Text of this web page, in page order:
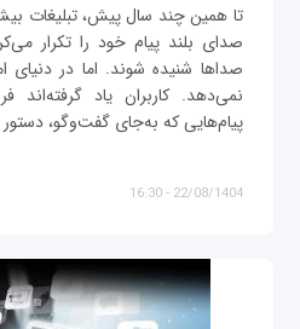
تا همین چند سال پیش، تبلیغات
صدای بلند پیام خود را تکرار
صداها شنیده شوند. اما در دنیای
نمی‌دهد. کاربران یاد گرفته‌اند
پیام‌هایی که به‌جای گفت‌وگو،
22/08/1404 - 16:30